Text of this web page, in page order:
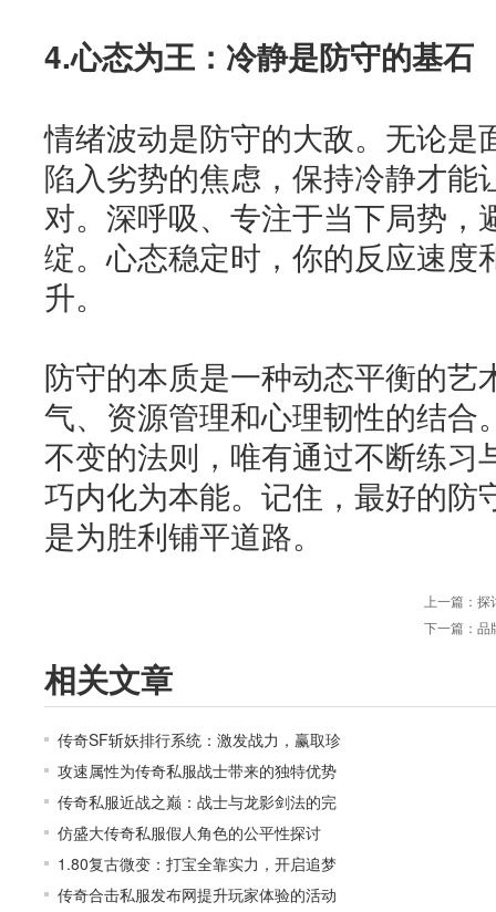
4.心态为王：冷静是防守的基石
情绪波动是防守的大敌。无论是
陷入劣势的焦虑，保持冷静才能
对。深呼吸、专注于当下局势，
绽。心态稳定时，你的反应速度
升。
防守的本质是一种动态平衡的
气、资源管理和心理韧性的结合
不变的法则，唯有通过不断练习
巧内化为本能。记住，最好的防
是为胜利铺平道路。
上一篇： 探
下一篇： 品
相关文章
传奇SF斩妖排行系统：激发战力，赢取珍
攻速属性为传奇私服战士带来的独特优势
传奇私服近战之巅：战士与龙影剑法的完
仿盛大传奇私服假人角色的公平性探讨
1.80复古微变：打宝全靠实力，开启追梦
传奇合击私服发布网提升玩家体验的活动